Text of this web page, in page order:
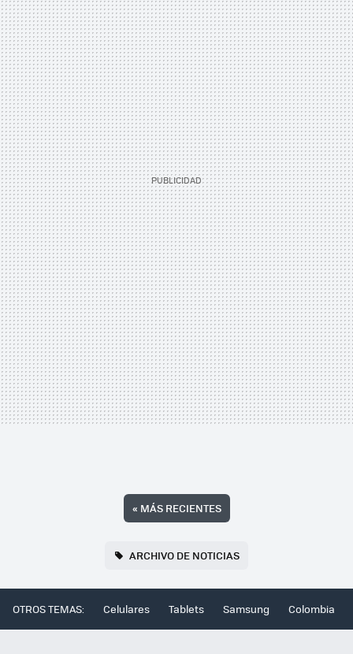
« MÁS RECIENTES
ARCHIVO DE NOTICIAS
OTROS TEMAS: Celulares Tablets Samsung Colombia